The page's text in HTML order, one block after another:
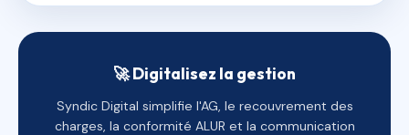
🚀 Digitalisez la gestion
Syndic Digital simplifie l'AG, le recouvrement des
charges, la conformité ALUR et la communication